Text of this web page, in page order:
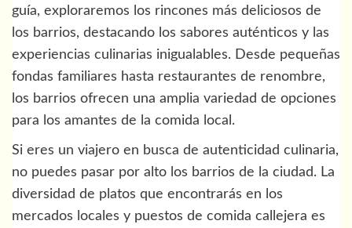
guía, exploraremos los rincones más deliciosos de
los barrios, destacando los sabores auténticos y las
experiencias culinarias inigualables. Desde pequeñas
fondas familiares hasta restaurantes de renombre,
los barrios ofrecen una amplia variedad de opciones
para los amantes de la comida local.
Si eres un viajero en busca de autenticidad culinaria,
no puedes pasar por alto los barrios de la ciudad. La
diversidad de platos que encontrarás en los
mercados locales y puestos de comida callejera es